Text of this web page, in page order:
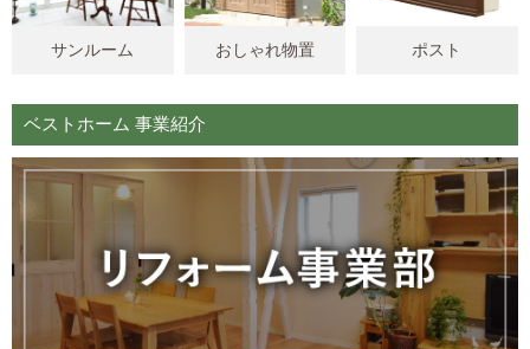
サンルーム おしゃれ物置 ポスト
ベストホーム 事業紹介